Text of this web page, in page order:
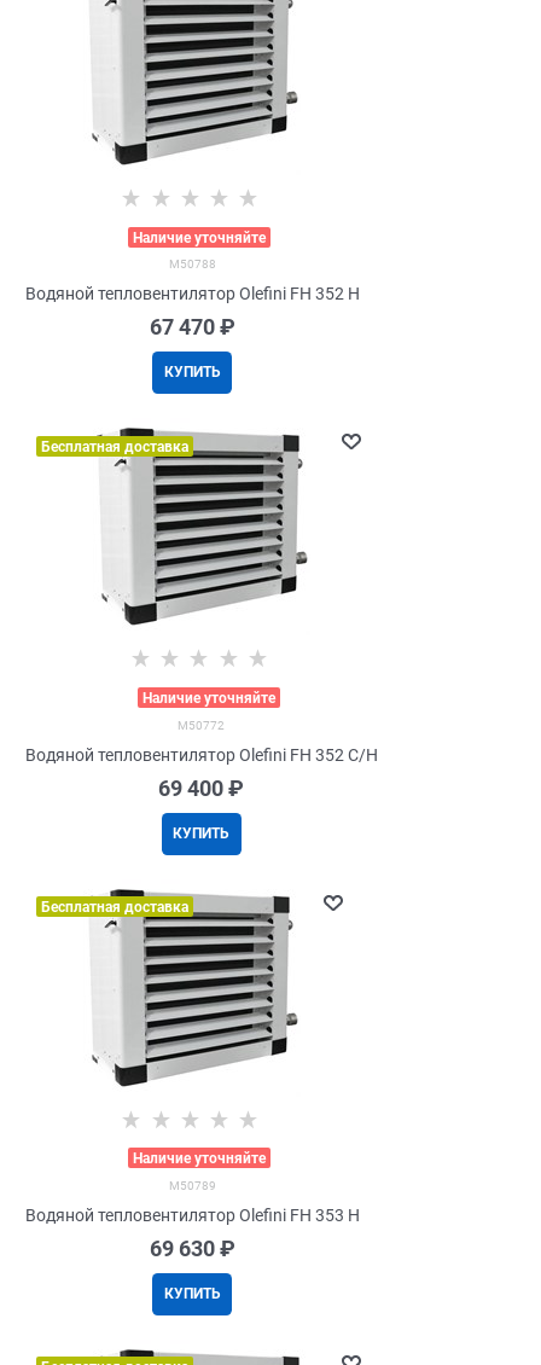
Наличие уточняйте
M50788
Водяной тепловентилятор Olefini FH 352 H
67 470 ₽
КУПИТЬ
Бесплатная доставка
Наличие уточняйте
M50772
Водяной тепловентилятор Olefini FH 352 C/H
69 400 ₽
КУПИТЬ
Бесплатная доставка
Наличие уточняйте
M50789
Водяной тепловентилятор Olefini FH 353 H
69 630 ₽
КУПИТЬ